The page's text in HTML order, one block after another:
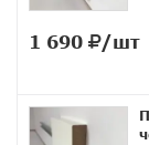
1 690 /шт